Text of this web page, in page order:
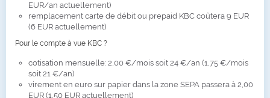
EUR/an actuellement)
remplacement carte de débit ou prepaid KBC coûtera 9 EUR
(6 EUR actuellement)
Pour le compte à vue KBC ?
cotisation mensuelle: 2,00 €/mois soit 24 €/an (1,75 €/mois
soit 21 €/an)
virement en euro sur papier dans la zone SEPA passera à 2,00
EUR (1,50 EUR actuellement)